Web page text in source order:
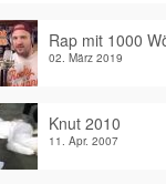
Rap mit 1000
02. März 2019
Knut 2010
11. Apr. 2007